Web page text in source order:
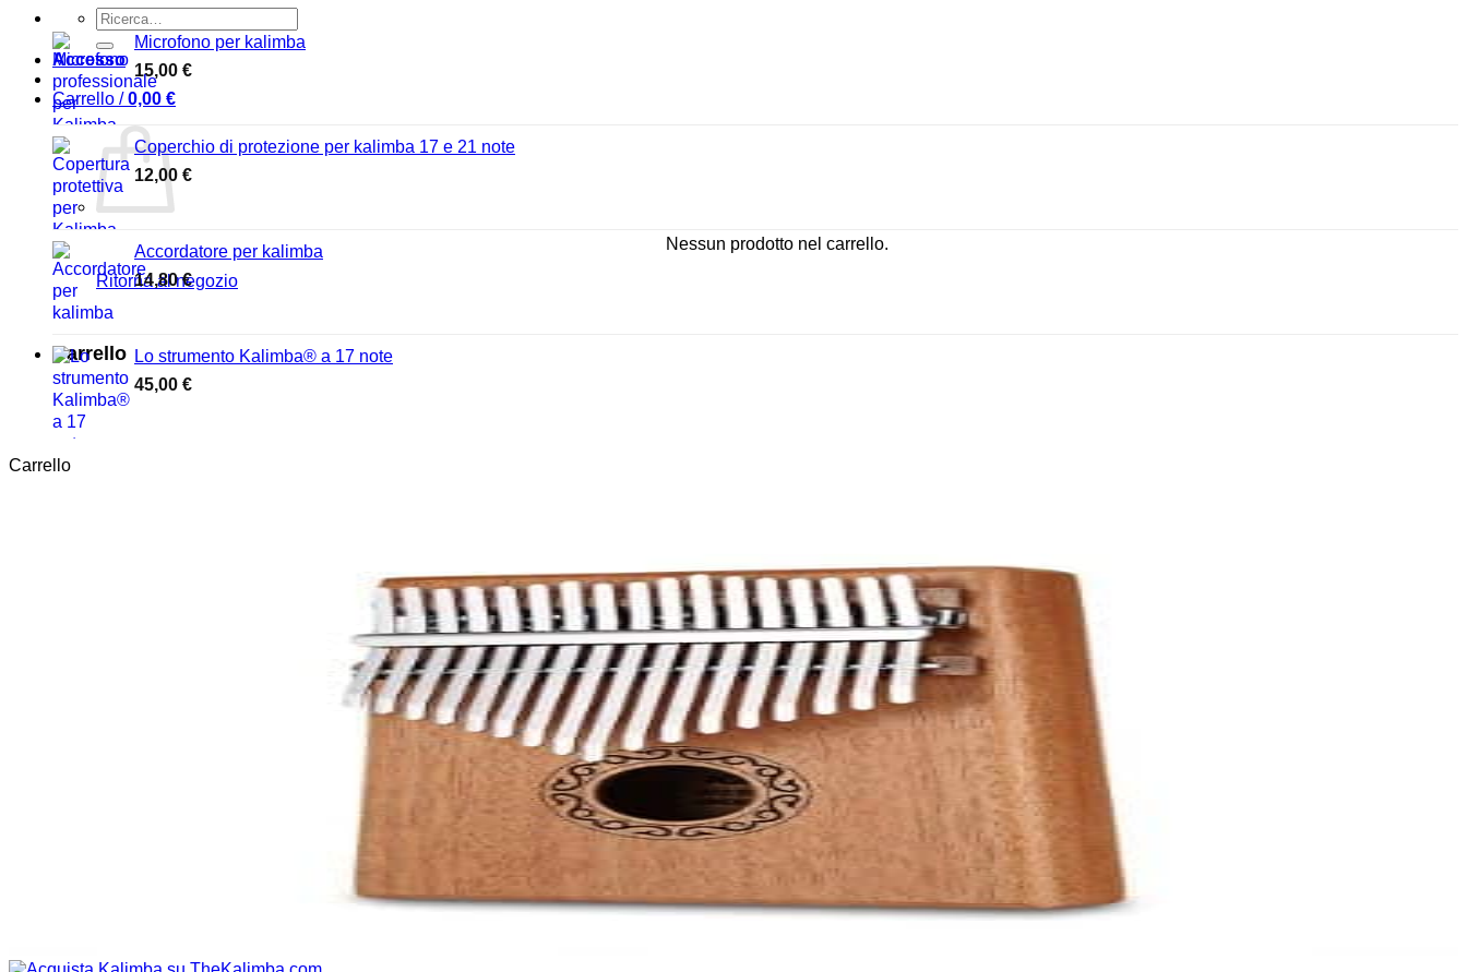
Ricerca
per:
Accesso
Carrello /0,00 €
Nessun prodotto nel carrello.
Ritorna al negozio
Carrello
Microfono per kalimba
15,00 €
Coperchio di protezione per kalimba 17 e 21 note
12,00 €
Accordatore per kalimba
14,80€
Lo strumento Kalimba® a 17 note
45,00 €
Carrello